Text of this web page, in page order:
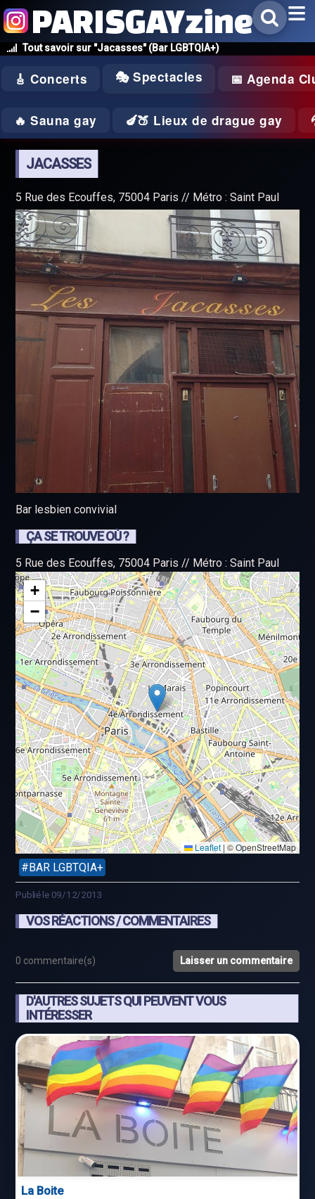
Tout savoir sur "Jacasses" (Bar LGBTQIA+)
PARISGAYzine
🎸 Concerts 🎭 Spectacles 📅 Agenda
🔥 Sauna gay 🍆🍑 Lieux de drague gay
JACASSES
5 Rue des Ecouffes, 75004 Paris // Métro : Saint Paul
Bar lesbien convivial
ÇA SE TROUVE OÙ ?
5 Rue des Ecouffes, 75004 Paris // Métro : Saint Paul
+
−
Leaflet |© OpenStreetMap
BAR LGBTQIA+
Publié le 09/12/2013
VOS RÉACTIONS / COMMENTAIRES
0 commentaire(s) Laisser un commentaire
D'AUTRES SUJETS QUI PEUVENT VOUS
INTÉRESSER
La Boite